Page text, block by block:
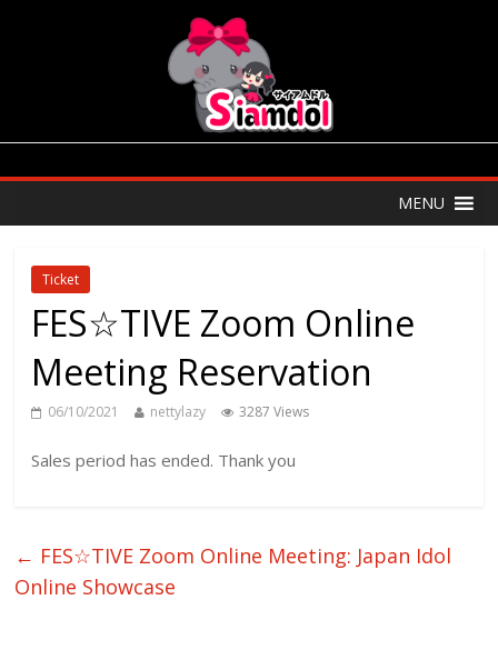
MENU
Ticket
FES☆TIVE Zoom Online
Meeting Reservation
06/10/2021 nettylazy 3287 Views
Sales period has ended. Thank you
← FES☆TIVE Zoom Online Meeting: Japan Idol
Online Showcase